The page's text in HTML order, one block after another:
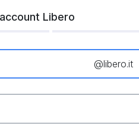
Libero
@libero.it